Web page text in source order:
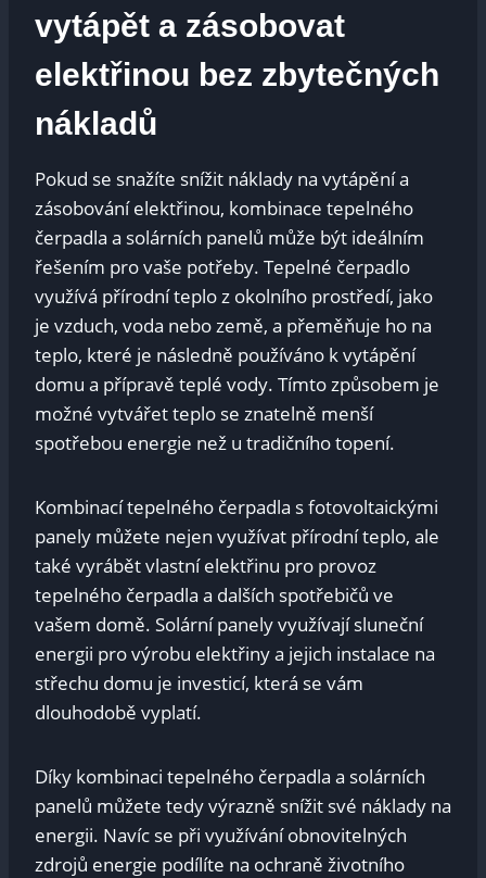
vytápět a zásobovat
elektřinou bez zbytečných
nákladů
Pokud se snažíte snížit náklady na vytápění a
zásobování elektřinou, kombinace tepelného
čerpadla a solárních panelů může být ideálním
řešením pro vaše potřeby. Tepelné čerpadlo
využívá přírodní teplo z okolního prostředí, jako
je vzduch, voda nebo země, a přeměňuje ho na
teplo, které je následně používáno k vytápění
domu a přípravě teplé vody. Tímto způsobem je
možné vytvářet teplo se znatelně menší
spotřebou energie než u tradičního topení.
Kombinací tepelného čerpadla s fotovoltaickými
panely můžete nejen využívat přírodní teplo, ale
také vyrábět vlastní elektřinu pro provoz
tepelného čerpadla a dalších spotřebičů ve
vašem domě. Solární panely využívají sluneční
energii pro výrobu elektřiny a jejich instalace na
střechu domu je investicí, která se vám
dlouhodobě vyplatí.
Díky kombinaci tepelného čerpadla a solárních
panelů můžete tedy výrazně snížit své náklady na
energii. Navíc se při využívání obnovitelných
zdrojů energie podílíte na ochraně životního